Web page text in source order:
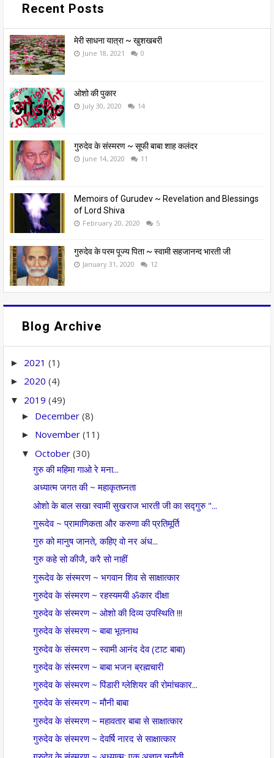
Recent Posts
मेरी साधना यात्रा ~ खुशखबरी
June 18, 2021 0
ओशो की पुकार
July 30, 2020 14
गुरुदेव के संस्मरण ~ सूफी बाबा शाह कलंदर
June 14, 2020 11
Memoirs of Gurudev ~ Revelation and Blessings
of Lord Shiva
February 20, 2020 5
गुरुदेव के परम पूज्य पिता ~ स्वामी सहजानन्द भारती जी
January 31, 2020 12
Blog Archive
► 2021 (1)
► 2020 (4)
▼ 2019 (49)
► December (8)
► November (11)
▼ October (30)
गुरु की महिमा गाओ रे मना...
अध्यात्म जगत की ~ महाकृतघ्नता
ओशो के बाल सखा स्वामी सुखराज भारती जी का सद्गुरु "...
गुरूदेव ~ प्रामाणिकता और करुणा की प्रतिमूर्ति
गुरु को मानुष जानते, कहिए वो नर अंध...
गुरु कहे सो कीजै, करै सो नाहीं
गुरूदेव के संस्मरण ~ भगवान शिव से साक्षात्कार
गुरुदेव के संस्मरण ~ रहस्यमयी ॐकार दीक्षा
गुरुदेव के संस्मरण ~ ओशो की दिव्य उपस्थिति !!!
गुरुदेव के संस्मरण ~ बाबा भूतनाथ
गुरुदेव के संस्मरण ~ स्वामी आनंद देव (टाट बाबा)
गुरुदेव के संस्मरण ~ बाबा भजन ब्रह्मचारी
गुरुदेव के संस्मरण ~ पिंडारी ग्लेशियर की रोमांचकार...
गुरुदेव के संस्मरण ~ मौनी बाबा
गुरुदेव के संस्मरण ~ महावतार बाबा से साक्षात्कार
गुरुदेव के संस्मरण ~ देवर्षि नारद से साक्षात्कार